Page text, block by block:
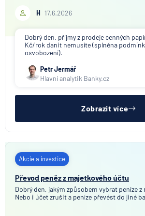
H 17.6.2026
Dobrý den, příjmy z prodeje cenných
Kč/rok danit nemusíte (splněna
osvobození).
Petr Jermář
Hlavní analytik Banky.cz
Zobrazit více
Akcie a investice
Převod peněz z majetkového účtu
Dobrý den, jakým způsobem vybrat peníze
Nebo i účet zrušit a peníze převést do jiné